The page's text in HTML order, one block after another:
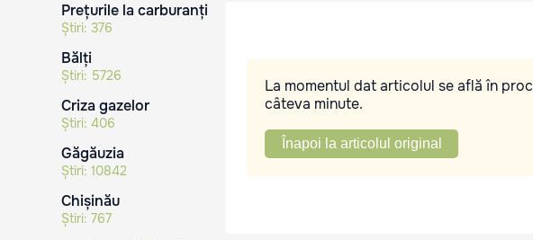
Prețurile la carburanți
Știri: 376
Bălți
Știri: 5726
Criza gazelor
Știri: 406
Găgăuzia
Știri: 10842
Chișinău
Știri: 767
La momentul dat articolul se află în
câteva minute.
Înapoi la articolul original